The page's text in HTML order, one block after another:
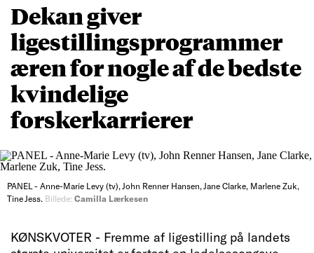
Dekan giver
ligestillingsprogrammer
æren for nogle af de bedste
kvindelige
forskerkarrierer
PANEL - Anne-Marie Levy (tv), John Renner Hansen, Jane Clarke, Marlene Zuk,
Tine Jess. Billede: Camilla Lærkesen
KØNSKVOTER - Fremme af ligestilling på landets